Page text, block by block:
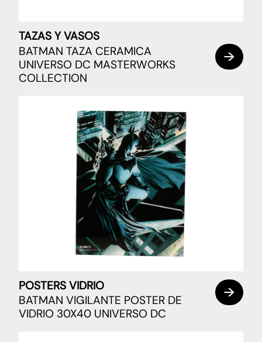
TAZAS Y VASOS
BATMAN TAZA CERAMICA
UNIVERSO DC MASTERWORKS
COLLECTION
POSTERS VIDRIO
BATMAN VIGILANTE POSTER DE
VIDRIO 30X40 UNIVERSO DC